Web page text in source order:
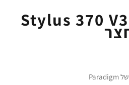
Stylus 370